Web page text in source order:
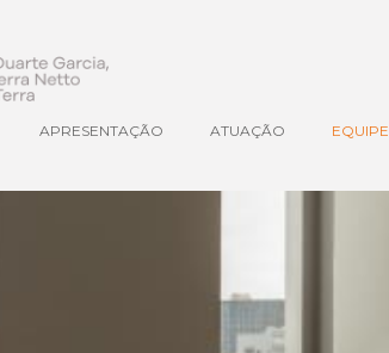
APRESENTAÇÃO ATUAÇÃO EQUIPE